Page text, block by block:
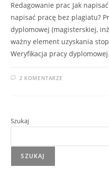
Redagowanie prac Jak
napisać pracę bez plagiatu?
dyplomowej (magisterskiej,
ważny element uzyskania
Weryfikacja pracy
2 KOMENTARZE
Szukaj
SZUKAJ